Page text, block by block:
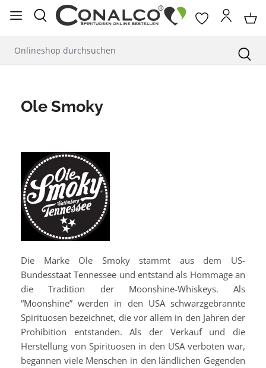
springen
Ole Smoky
Die Marke Ole Smoky stammt aus dem US-
Bundesstaat Tennessee und entstand als Hommage an
die Tradition der Moonshine-Whiskeys. Als
“Moonshine” werden in den USA schwarzgebrannte
Spirituosen bezeichnet, die vor allem in den Jahren der
Prohibition entstanden. Als der Verkauf und die
Herstellung von Spirituosen in den USA verboten war,
begannen viele Menschen in den ländlichen Gegenden